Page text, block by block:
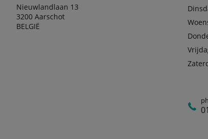
Nieuwlandlaan 13
3200 Aarschot
BELGIË